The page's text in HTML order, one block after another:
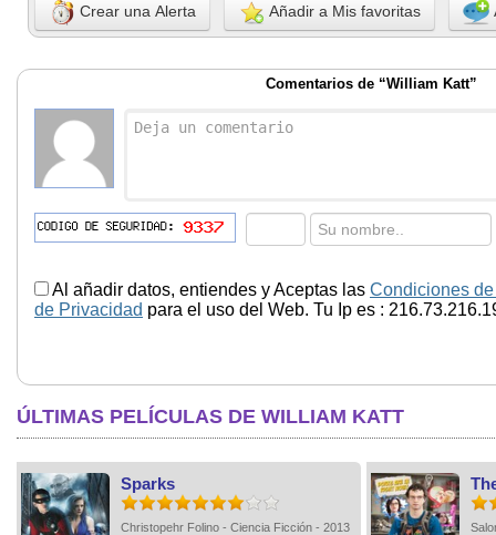
Crear una Alerta Añadir a Mis favoritas
Comentarios de “William Katt”
Al añadir datos, entiendes y Aceptas las Condiciones
de Privacidad para el uso del Web. Tu Ip es :
ÚLTIMAS PELÍCULAS DE WILLIAM KATT
Sparks
Christopehr Folino - Ciencia Ficción - 2013